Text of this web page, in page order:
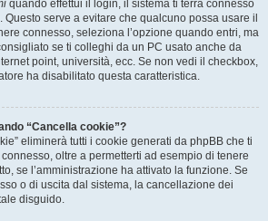
quando effettui il login, il sistema ti terrà connesso
serve a evitare che qualcuno possa usare il
connesso, seleziona l’opzione quando entri, ma
se ti colleghi da un PC usato anche da
point, università, ecc. Se non vedi il checkbox,
ha disabilitato questa caratteristica.
“Cancella cookie”?
eliminerà tutti i cookie generati da phpBB che ti
oltre a permetterti ad esempio di tenere
se l’amministrazione ha attivato la funzione. Se
o di uscita dal sistema, la cancellazione dei
disguido.